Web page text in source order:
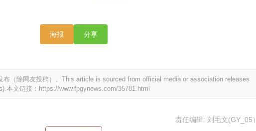
海报 分享
布（除网友投稿）。This article is sourced from official media or association releases
本文链接： https://www.fpgynews.com/35781.html
责任编辑: 刘毛文(GY_05）